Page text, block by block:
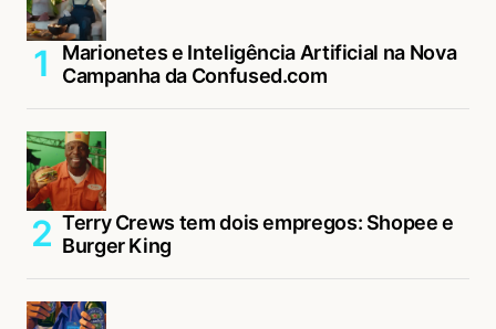
Marionetes e Inteligência Artificial na Nova
Campanha da Confused.com
Terry Crews tem dois empregos: Shopee e
Burger King